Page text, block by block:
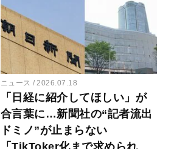
ニュース 2026.07.18
「日経に紹介してほしい」が
合言葉に…新聞社の“記者流出
ドミノ”が止まらない